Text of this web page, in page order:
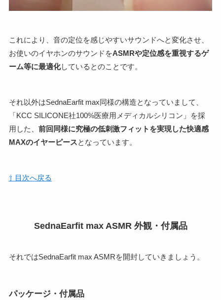
これにより、音の定位を感じやすいサウンドへと変化させ、
お使いのイヤホンのサウンドをASMRや定位感を重視するゲ
ーム等に最適化しているとのことです。
それ以外はSednaEarfit max同様の構造となっていまして、
「KCC SILICONE社100%医療用メディカルシリコン」を採
用した、 前回同様に究極の低刺激フィットを実現した快適感
MAXのイヤーピースとなっています。
⇧ 目次へ戻る
SednaEarfit max ASMR 外観・付属品
それではSednaEarfit max ASMRを開封していきましょう。
パッケージ・付属品